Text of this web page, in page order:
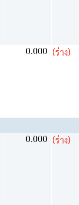
0.000 (ร่าง)
0.000 (ร่าง)